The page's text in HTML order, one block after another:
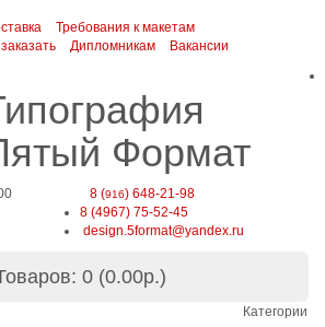
Требования к макетам
Дипломникам Вакансии
Формат
8 (916) 648-21-98
8 (4967) 75-52-45
design.5format@yandex.ru
0 (0.00р.)
Категории